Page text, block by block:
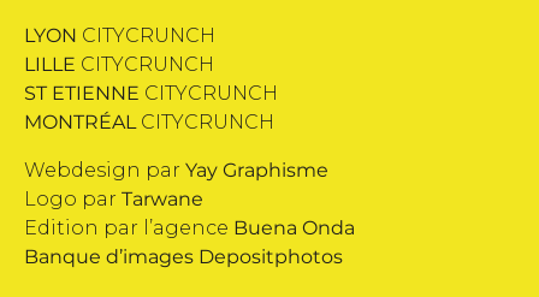
LYON CITYCRUNCH
LILLE CITYCRUNCH
ST ETIENNE CITYCRUNCH
MONTRÉALCITYCRUNCH
Webdesign par Yay Graphisme
Logo par Tarwane
Edition par l’agence Buena Onda
Banque d’images Depositphotos